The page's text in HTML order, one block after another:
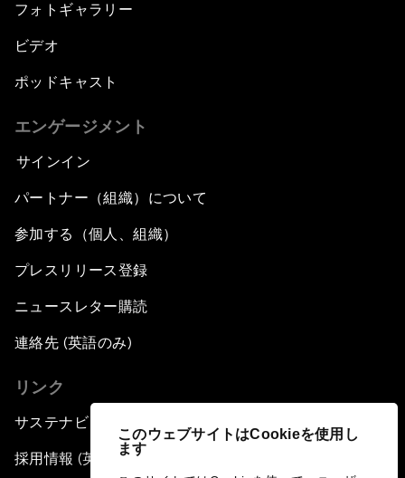
このウェブサイトはCookieを使用し
ます
フォトギャラリー
ビデオ
ポッドキャスト
エンゲージメント
サインイン
パートナー（組織）について
参加する（個人、組織）
プレスリリース登録
ニュースレター購読
連絡先 (英語のみ)
リンク
サステナビリティへの取り組み
採用情報 (英語のみ)